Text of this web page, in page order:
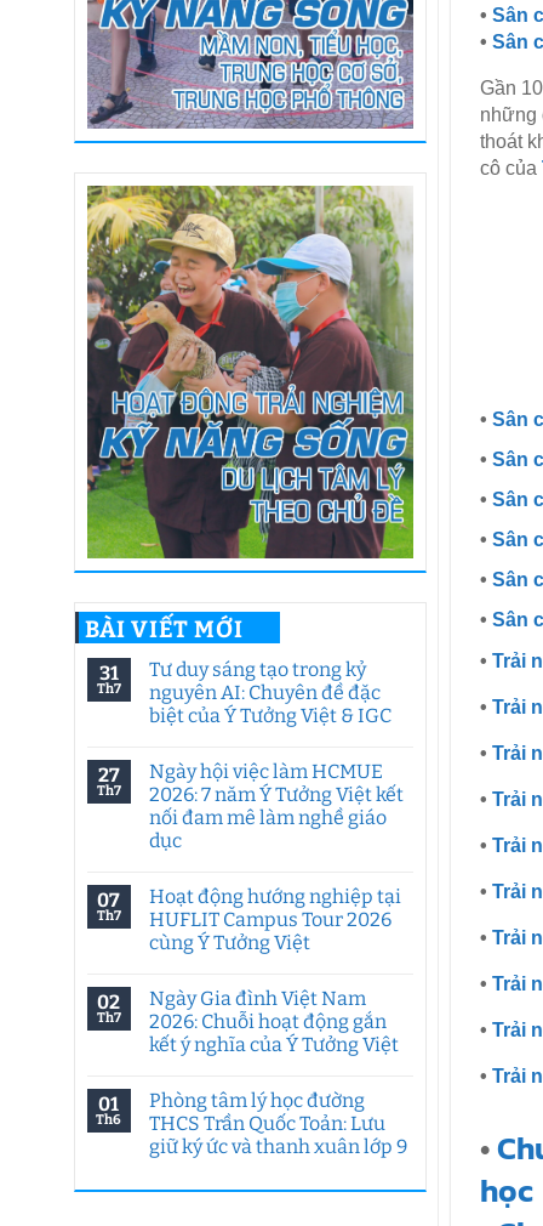
BÀI VIẾT MỚI
31
Th7
Tư duy sáng tạo trong kỷ
nguyên AI: Chuyên đề đặc
biệt của Ý Tưởng Việt & IGC
bình
luận
ở
Tư
duy
sáng
kỷ
nguyên
AI:
Chuyên
biệt
của
Ý
Tưởng
Việt
27
Th7
Ngày hội việc làm HCMUE
2026: 7 năm Ý Tưởng Việt kết
nối đam mê làm nghề giáo
dục
bình
luận
ở
Ngày
làm
HCMUE
2026:
7
năm
Việt
kết
nối
đam
nghề
07
Th7
Hoạt động hướng nghiệp tại
HUFLIT Campus Tour 2026
cùng Ý Tưởng Việt
bình
luận
ở
Hoạt
nghiệp
tại
HUFLIT
Campus
Tour
cùng
02
Th7
Ngày Gia đình Việt Nam
2026: Chuỗi hoạt động gắn
kết ý nghĩa của Ý Tưởng Việt
bình
luận
ở
Ngày
Gia
Việt
01
Th6
Phòng tâm lý học đường
THCS Trần Quốc Toản: Lưu
giữ ký ức và thanh xuân lớp 9
có
• Sân
• Sân
Gần
những
thoát
cô của
• Sân
• Sân
• Sân
• Sân
• Sân
• Sân
•Trải
•Trải
•Trải
•Trải
•Trải
•Trải
•Trải
•Trải
•Trải
•Trải
•
học